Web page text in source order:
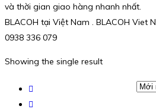
và thời gian giao hàng nhanh nhất.
BLACOH tại Việt Nam . BLACOH Viet
0938 336 079
Showing the single result